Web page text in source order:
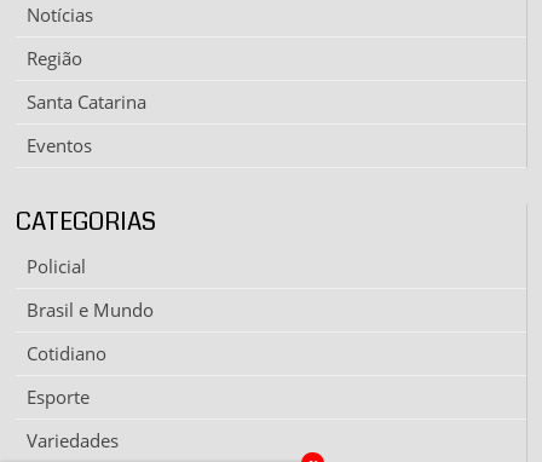
Notícias
Região
Santa Catarina
Eventos
CATEGORIAS
Policial
Brasil e Mundo
Cotidiano
Esporte
Variedades